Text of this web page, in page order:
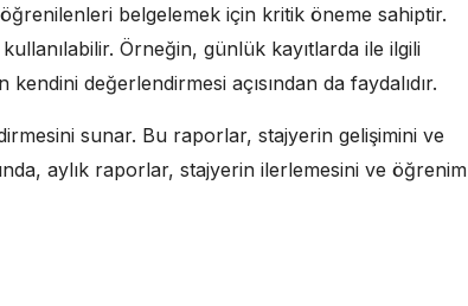
belgelemek için kritik öneme sahiptir.
Örneğin, günlük kayıtlarda ile ilgili
değerlendirmesi açısından da faydalıdır.
sunar. Bu raporlar, stajyerin gelişimini ve
aylık raporlar, stajyerin ilerlemesini ve öğrenim